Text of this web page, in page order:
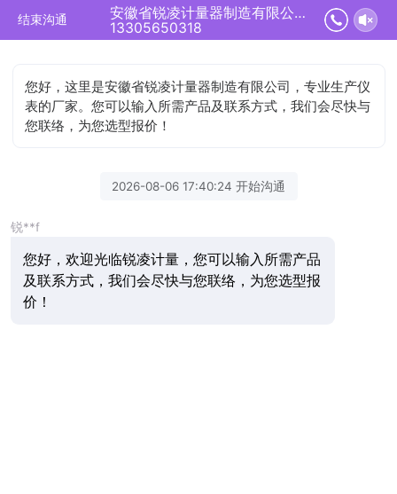
结束沟通
安徽省锐凌计量器制造有限公司正在为您服务
13305650318
您好，这里是安徽省锐凌计量器制造有限公司，专业生产仪
表的厂家。您可以输入所需产品及联系方式，我们会尽快与
您联络，为您选型报价！
2026-08-06 17:40:24 开始沟通
锐**f
您好，欢迎光临锐凌计量，您可以输入所需产品
及联系方式，我们会尽快与您联络，为您选型报
价！